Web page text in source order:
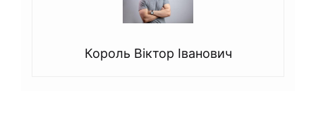
Король Віктор Іванович